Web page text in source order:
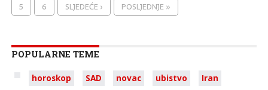
5
6 SLJEDEĆE › POSLJEDNJE »
POPULARNE TEME
horoskop SAD novac ubistvo
Iran